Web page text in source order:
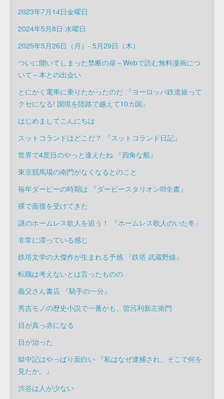
2023年7月14日金曜日
2024年5月8日 水曜日
2025年5月26日（月）- 5月29日（木）
ついに開いてしまった禁断の扉～Webで読む無料漫画につ
いて～本との出会い
とにかく電車に乗りたかったのだ 『ヨーロッパ鉄道旅って
クセになる! 国境を陸路で越えて10カ国』
はじめましてこんにちは
スットコランドはどこだ？ 『スットコランド日記』
世界で4度目のやっと逢えたね 『四角な船』
東京競馬場の南門がなくなるとのこと
毎年ダービーの時期は 『ダービースタリオンIII全書』
裸で面接を受けてきた
謎のホームレス歌人を追う！ 『ホームレス歌人のいた冬』
非常に滞っている感じ
鉄塔文学の大傑作が生まれる予感 『鉄塔 武蔵野線』
転職は考えないとは言ったものの
義父さん書店 『騎手の一分』
秀吉モノの歴史小説で一番かも、曽呂利新左衛門
目が真っ赤になる
目が治った
獄中記はやっぱり面白い 『私はなぜ逮捕され、そこで何を
見たか。』
渋谷は人が少ない